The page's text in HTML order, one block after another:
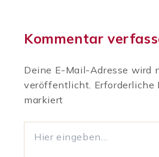
Kommentar
Deine E-Mail-Adresse wird
veröffentlicht. Erforderliche
markiert
eingeben…